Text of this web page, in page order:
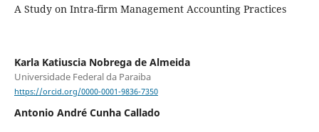
A Study on Intra-firm Management Accounting Practices
Karla Katiuscia Nobrega de Almeida
Universidade Federal da Paraiba
https://orcid.org/0000-0001-9836-7350
Antonio André Cunha Callado